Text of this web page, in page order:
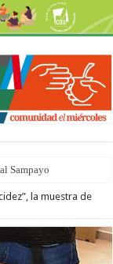
Sampayo
la muestra de